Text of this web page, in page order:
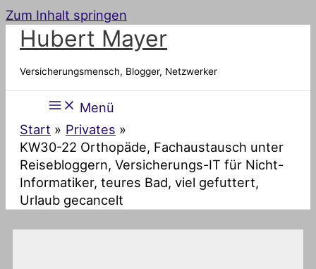
Zum Inhalt springen
Hubert Mayer
Versicherungsmensch, Blogger, Netzwerker
Menü
Start
Privates
KW30-22 Orthopäde, Fachaustausch unter
Reisebloggern, Versicherungs-IT für Nicht-
Informatiker, teures Bad, viel gefuttert,
Urlaub gecancelt